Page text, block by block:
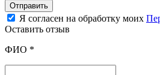
Отправить
Я согласен на обработку моих
Оставить отзыв
ФИО *